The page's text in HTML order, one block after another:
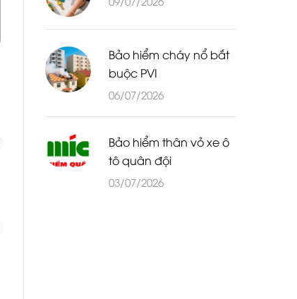
Bảo hiểm cháy nổ bắt
buộc PVI
06/07/2026
Bảo hiểm thân vỏ xe ô
tô quân đội
03/07/2026